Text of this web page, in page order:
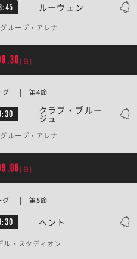
ルーヴェン
ループ・アレナ
[日]
クラブ・ブルー
ジュ
グ | 第4節
ループ・アレナ
[日]
ヘント
グ | 第5節
ル・スタディオン